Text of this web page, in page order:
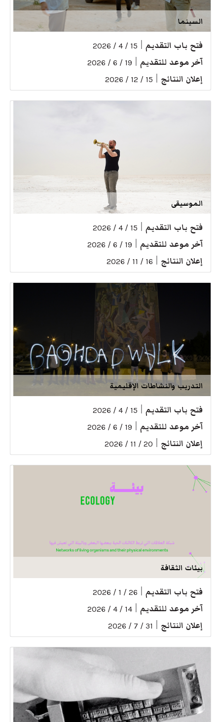
السينما
فتح باب التقديم 15 / 4 / 2026
آخر موعد للتقديم 19 / 6 / 2026
إعلان النتائج 15 / 12 / 2026
الموسيقى
فتح باب التقديم 15 / 4 / 2026
آخر موعد للتقديم 19 / 6 / 2026
إعلان النتائج 16 / 11 / 2026
التدريب والنشاطات الإقليمية
فتح باب التقديم 15 / 4 / 2026
آخر موعد للتقديم 19 / 6 / 2026
إعلان النتائج 20 / 11 / 2026
بيئات الثقافة
فتح باب التقديم 26 / 1 / 2026
آخر موعد للتقديم 14 / 4 / 2026
إعلان النتائج 31 / 7 / 2026